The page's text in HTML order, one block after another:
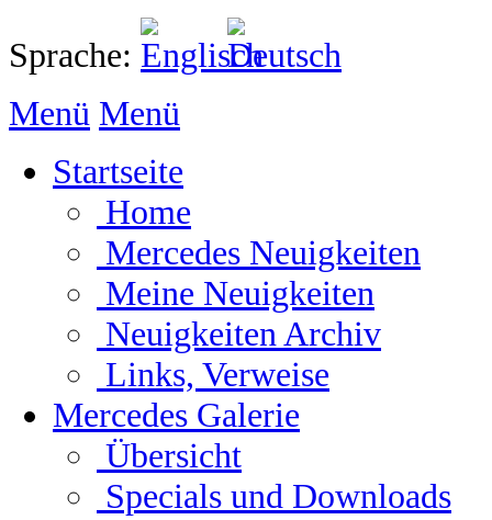
Sprache:
Menü Menü
Startseite
Home
Mercedes Neuigkeiten
Meine Neuigkeiten
Neuigkeiten Archiv
Links, Verweise
Mercedes Galerie
Übersicht
Specials und Downloads